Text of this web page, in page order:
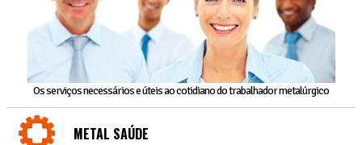
Os serviços necessários e úteis ao cotidiano do trabalhador metalúrgico
METAL SAÚDE